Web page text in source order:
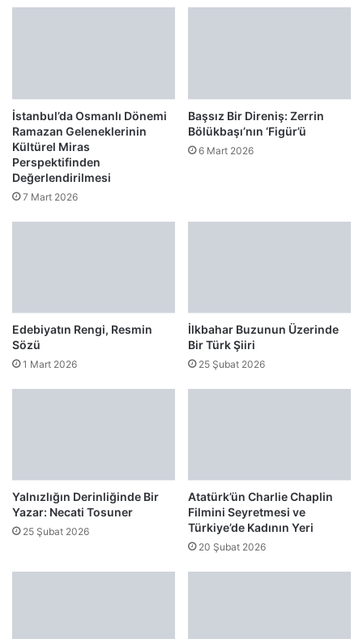
İstanbul’da Osmanlı Dönemi
Ramazan Geleneklerinin
Kültürel Miras
Perspektifinden
Değerlendirilmesi
7 Mart 2026
Başsız Bir Direniş: Zerrin
Bölükbaşı’nın ‘Figür’ü
6 Mart 2026
Edebiyatın Rengi, Resmin
Sözü
1 Mart 2026
İlkbahar Buzunun Üzerinde
Bir Türk Şiiri
25 Şubat 2026
Yalnızlığın Derinliğinde Bir
Yazar: Necati Tosuner
25 Şubat 2026
Atatürk’ün Charlie Chaplin
Filmini Seyretmesi ve
Türkiye’de Kadının Yeri
20 Şubat 2026